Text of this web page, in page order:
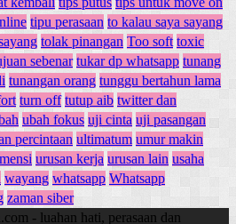
tipu perasaan to kalau saya sayang
tolak pinangan Too soft toxic
sebenar tukar dp whatsapp tunang
tunangan orang tunggu bertahun lama
turn off tutup aib twitter dan
ubah fokus uji cinta uji pasangan
percintaan ultimatum umur makin
urusan kerja urusan lain usaha
wayang whatsapp Whatsapp
zaman siber
- luahan hati, perasaan dan